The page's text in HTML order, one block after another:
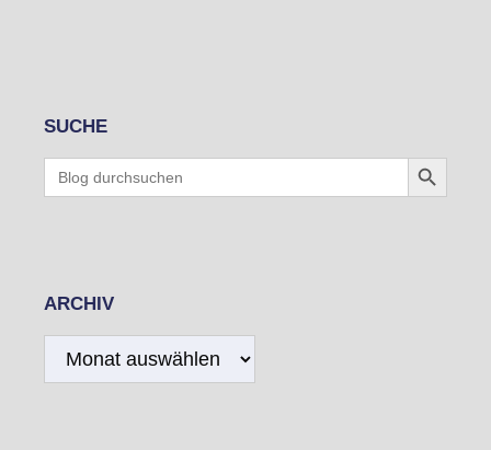
SUCHE
for:
Search Button
ARCHIV
Archiv